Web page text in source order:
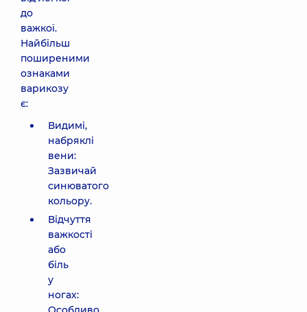
до
важкої.
Найбільш
поширеними
ознаками
варикозу
є:
Видимі,
набряклі
вени:
Зазвичай
синюватого
кольору.
Відчуття
важкості
або
біль
у
ногах: